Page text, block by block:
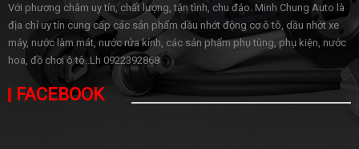
Với phương châm uy tín, chất lượng, tận tình, chu đáo. Minh Chung Auto là
địa chỉ uy tín cung cấp các sản phẩm dầu nhớt động cơ ô tô, dầu nhớt xe
máy, nước làm mát, nước rửa kính, các sản phẩm phụ tùng, phụ kiện, nước
hoa, đồ chơi ô tô..Lh 0922392868
FACEBOOK